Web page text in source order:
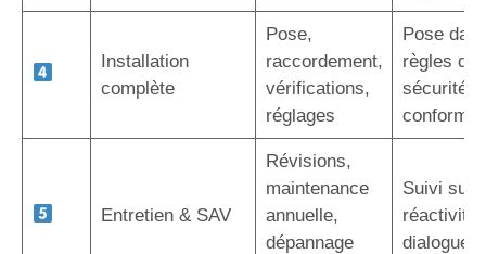
Installation
complète
Pose,
raccordement,
vérifications,
réglages
Pose
règles de
sécurité
Entretien & SAV
Révisions,
maintenance
annuelle,
dépannage
Suivi sur
réactivité,
dialogue